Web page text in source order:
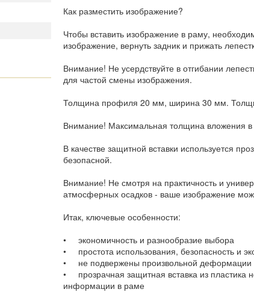
Как разместить изображение?
Чтобы вставить изображение в раму,
изображение, вернуть задник и прижать
Внимание! Не усердствуйте в отгибании
для частой смены изображения.
Толщина профиля 20 мм, ширина 30 мм.
Внимание! Максимальная толщина вложения
В качестве защитной вставки используется
безопасной.
Внимание! Не смотря на практичность и
атмосферных осадков - ваше изображение
Итак, ключевые особенности:
• экономичность и разнообразие выбора
• простота использования, безопасность и
• не подвержены произвольной деформации
• прозрачная защитная вставка из пластика
информации в раме